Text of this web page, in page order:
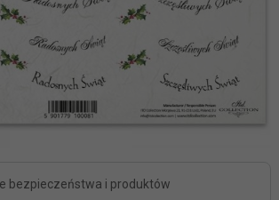
bezpieczeństwa i produktów